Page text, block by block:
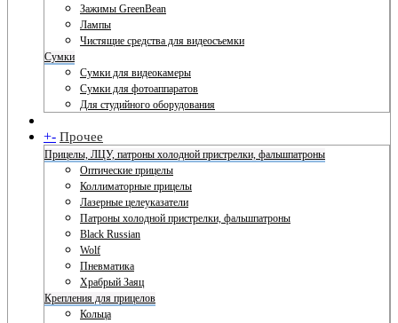
Зажимы GreenBean
Лампы
Чистящие средства для видеосъемки
Сумки
Сумки для видеокамеры
Сумки для фотоаппаратов
Для студийного оборудования
+- Прочее
Прицелы, ЛЦУ, патроны холодной пристрелки, фальшпатроны
Оптические прицелы
Коллиматорные прицелы
Лазерные целеуказатели
Патроны холодной пристрелки, фальшпатроны
Black Russian
Wolf
Пневматика
Храбрый Заяц
Крепления для прицелов
Кольца